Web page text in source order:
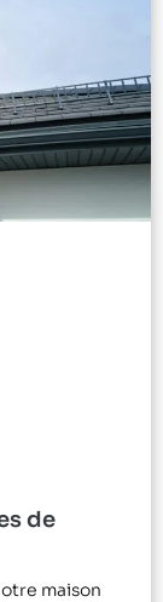
de
maison